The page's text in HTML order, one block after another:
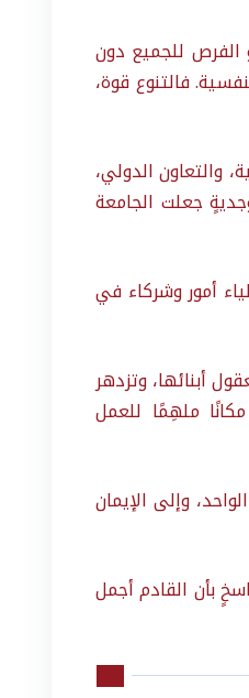
الفرص للجميع دون
فالتنوع قوة،
والتعاون الدولي،
وجديةٍ جعلت الجامعة
أمور وشركاء في
أبنائها، وتزدهر
ملهِمًا للعمل
وإلى الإيمان
بأن القادم أجمل